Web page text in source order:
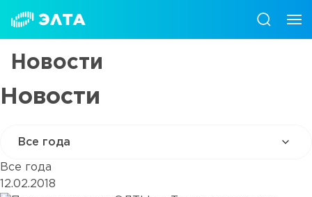
Новости
Новости
Все года
12.02.2018